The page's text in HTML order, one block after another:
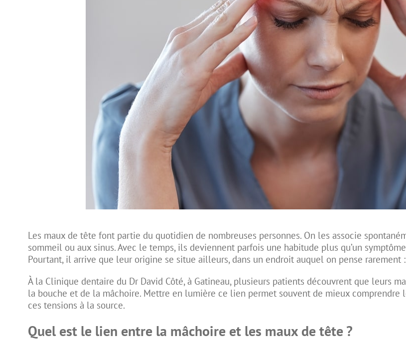
Les maux de tête font partie du quotidien de nombreuses personnes. On les associe
sommeil ou aux sinus. Avec le temps, ils deviennent parfois une habitude plus qu’un
Pourtant, il arrive que leur origine se situe ailleurs, dans un endroit auquel on pense rarement :
À la Clinique dentaire du Dr David Côté, à Gatineau, plusieurs patients découvrent que leurs
la bouche et de la mâchoire. Mettre en lumière ce lien permet souvent de mieux comprendre
ces tensions à la source.
Quel est le lien entre la mâchoire et les maux de tête ?